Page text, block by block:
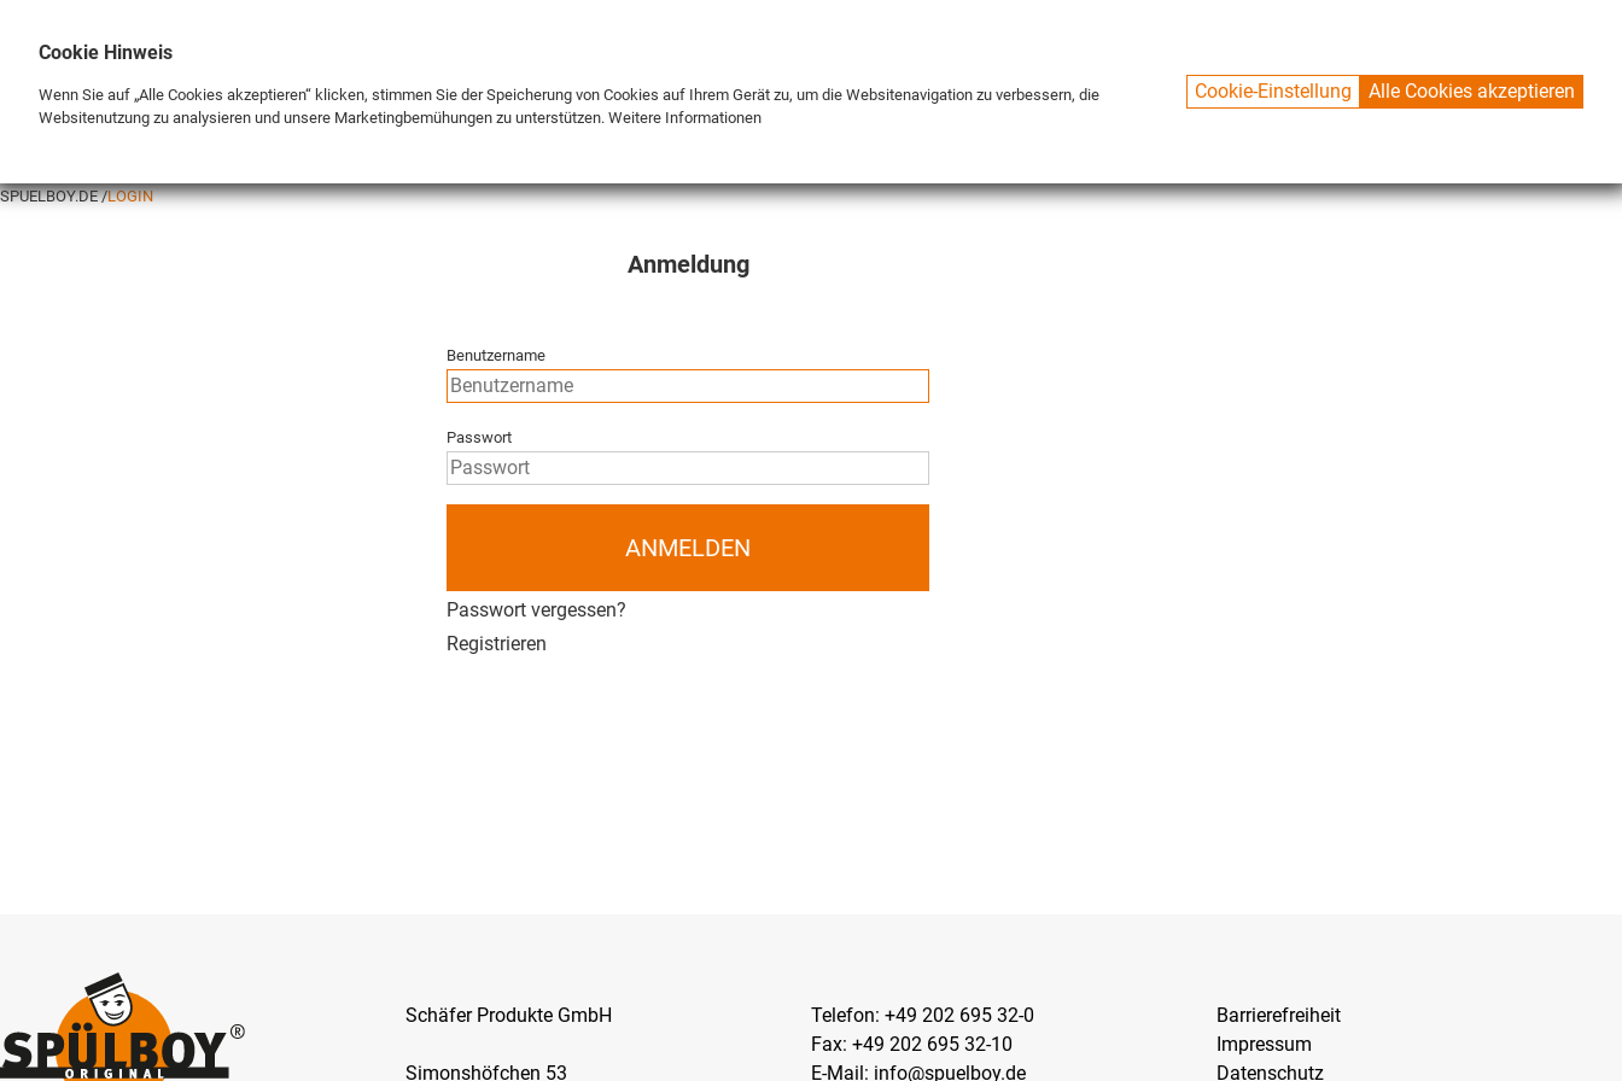
SPUELBOY.DE LOGIN
Anmeldung
Benutzername
Passwort
ANMELDEN
Passwort vergessen?
Registrieren
Schäfer Produkte GmbH
Simonshöfchen 53
Telefon: +49 202 695 32-0
Fax: +49 202 695 32-10
E-Mail: info@spuelboy.de
Barrierefreiheit
Impressum
Datenschutz
Cookie Hinweis
Wenn Sie auf „Alle Cookies akzeptieren“ klicken, stimmen Sie der Speicherung von Cookies auf Ihrem Gerät zu, um die Websitenavigation zu verbessern, die
Websitenutzung zu analysieren und unsere Marketingbemühungen zu unterstützen. Weitere Informationen
Cookie-Einstellung Alle Cookies akzeptieren